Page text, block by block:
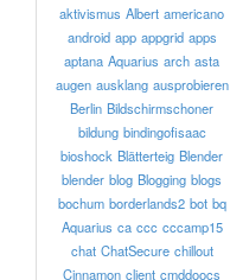
aktivismus Albert americano
android app appgrid apps
aptana Aquarius arch asta
augen ausklang ausprobieren
Berlin Bildschirmschoner
bildung bindingofisaac
bioshock Blätterteig Blender
blender blog Blogging blogs
bochum borderlands2 bot bq
Aquarius ca ccc cccamp15
chat ChatSecure chillout
Cinnamon client cmddoocs